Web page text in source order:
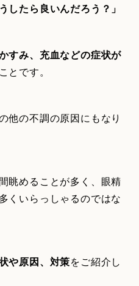
したら良いんだろう？」
すみ、充血などの症状が
とです。
他の不調の原因にもなり
眺めることが多く、眼精
くいらっしゃるのではな
や原因、対策をご紹介し